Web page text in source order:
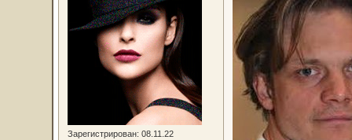
Зарегистрирован: 08.11.22